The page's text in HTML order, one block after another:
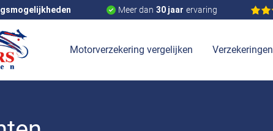
Meer dan 30 jaar ervaring
Motorverzekering vergelijken Verzekeringen